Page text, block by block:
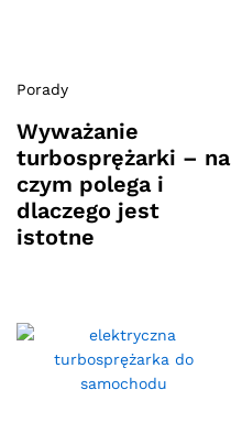
Porady
Wyważanie
turbosprężarki – na
czym polega i
dlaczego jest
istotne